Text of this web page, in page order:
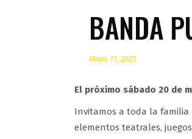
BANDA
Mayo 11, 2023
El próximo sábado 20 de
Invitamos a toda la familia
elementos teatrales,